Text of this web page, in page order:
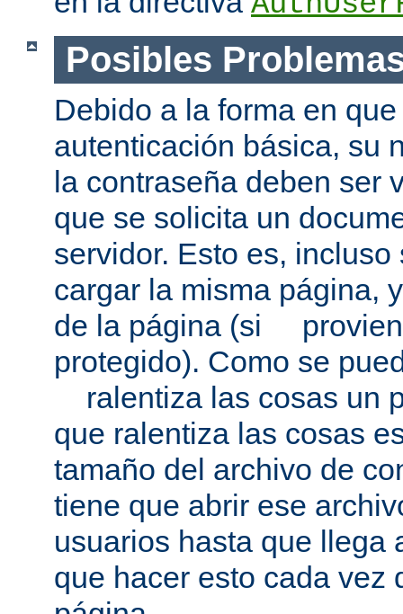
Posibles
Debido a la forma en
autenticación básica, su
la contraseña deben ser
que se solicita un
servidor. Esto es,
cargar la misma página,
de la página (si
protegido). Como se
ralentiza las cosas un
que ralentiza las cosas
tamaño del archivo de
tiene que abrir ese
usuarios hasta que llega
que hacer esto cada vez